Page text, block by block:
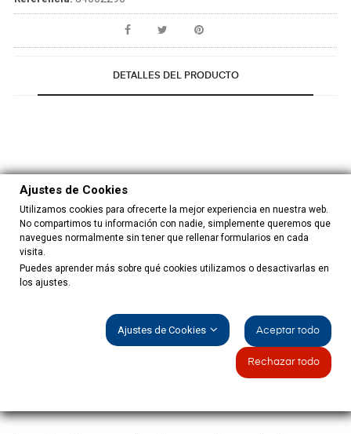
DETALLES DEL PRODUCTO
Medida 150x80 cm más flecos
Bordado
Composición
Negro/Multicolor
Ajustes de Cookies
Utilizamos cookies para ofrecerte la mejor experiencia en nuestra web.
No compartimos tu información con nadie, simplemente queremos que
navegues normalmente sin tener que rellenar formularios en cada
visita.
Puedes aprender más sobre qué cookies utilizamos o desactivarlas en
los ajustes.
Ajustes de Cookies Aceptar todo
Rechazar todo